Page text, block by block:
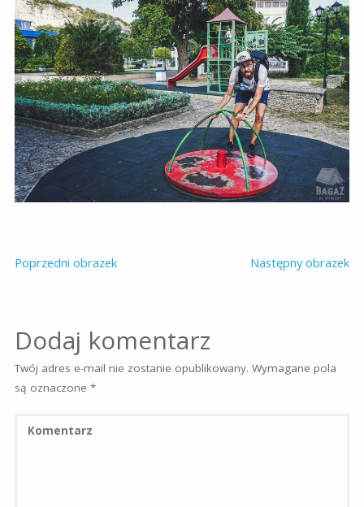
Poprzedni obrazek Następny obrazek
Dodaj komentarz
Twój adres e-mail nie zostanie opublikowany. Wymagane pola
są oznaczone *